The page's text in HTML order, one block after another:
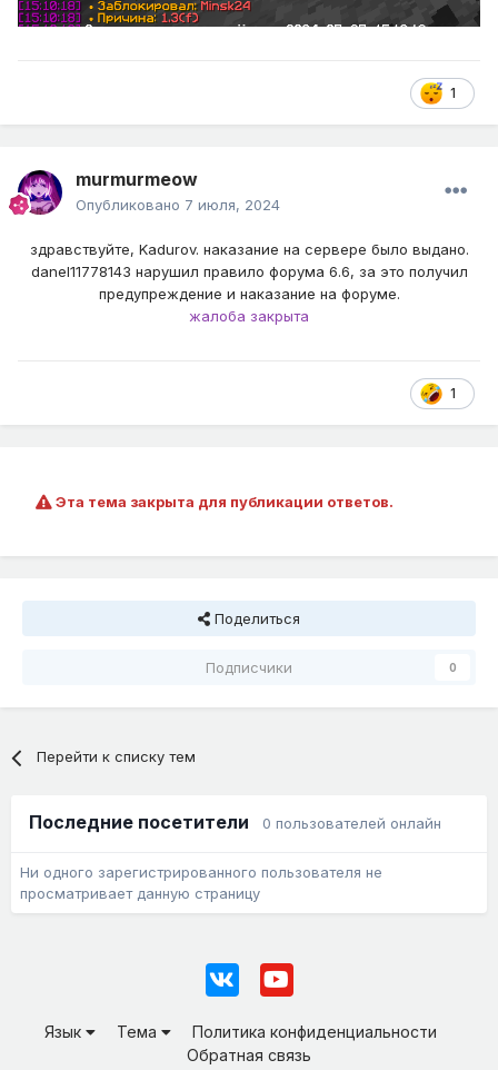
1
murmurmeow
Опубликовано 7 июля, 2024
здравствуйте, Kadurov. наказание на сервере было выдано.
danel11778143 нарушил правило форума 6.6, за это получил
предупреждение и наказание на форуме.
жалоба закрыта
1
Эта тема закрыта для публикации ответов.
Поделиться
Подписчики 0
Перейти к списку тем
Последние посетители 0 пользователей онлайн
Ни одного зарегистрированного пользователя не
просматривает данную страницу
Язык Тема
Политика конфиденциальности
Обратная связь